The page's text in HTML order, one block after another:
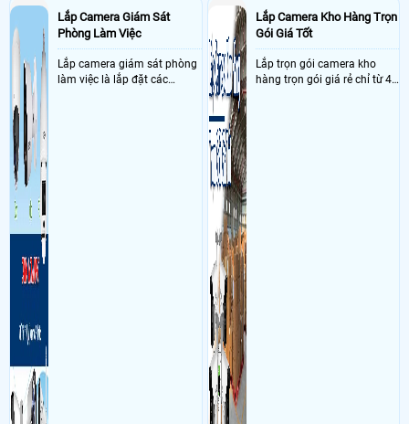
Lắp Camera Giám Sát
Phòng Làm Việc
Lắp camera giám sát phòng
làm việc là lắp đặt các
Lắp Camera Kho Hàng Trọn
Gói Giá Tốt
Lắp trọn gói camera kho
hàng trọn gói giá rẻ chỉ từ 4